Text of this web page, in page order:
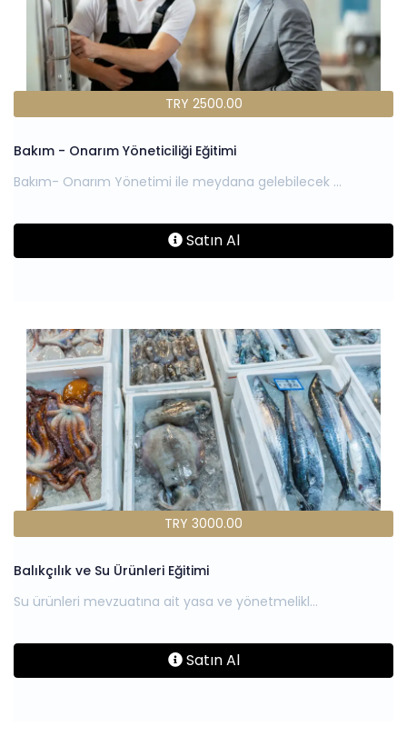
TRY 2500.00
Bakım - Onarım Yöneticiliği Eğitimi
Satın Al
TRY 3000.00
Balıkçılık ve Su Ürünleri Eğitimi
Satın Al